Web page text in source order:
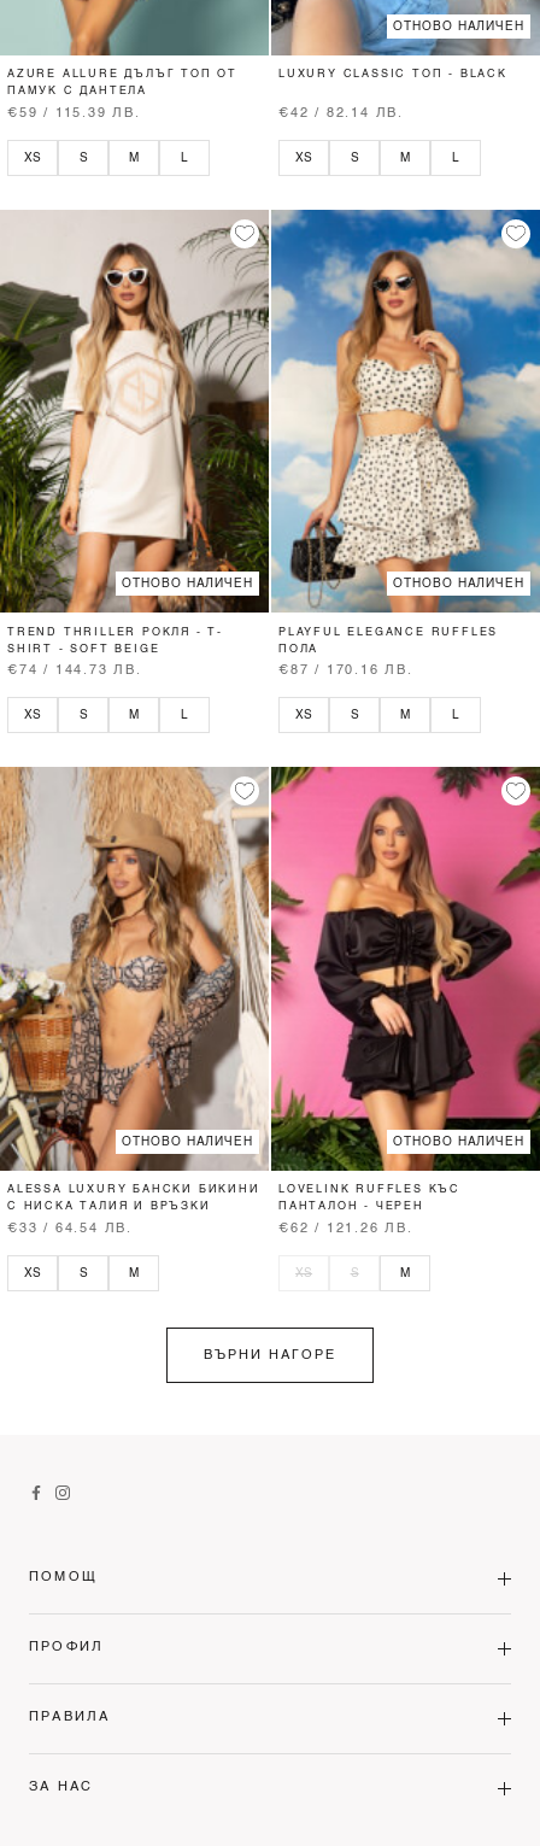
AZURE ALLURE ДЪЛЪГ ТОП ОТ
ПАМУК С ДАНТЕЛА
€59 / 115.39 ЛВ.
XS S M
ОТНОВО НАЛИЧЕН
LUXURY CLASSIC ТОП - BLACK
€42 / 82.14 ЛВ.
XS S M
ОТНОВО НАЛИЧЕН
TREND THRILLER РОКЛЯ - T-
SHIRT - SOFT BEIGE
€74 / 144.73 ЛВ.
XS S M L
ОТНОВО НАЛИЧЕН
PLAYFUL ELEGANCE RUFFLES
ПОЛА
€87 / 170.16 ЛВ.
XS S M L
ОТНОВО НАЛИЧЕН
ALESSA LUXURY БАНСКИ БИКИНИ
С НИСКА ТАЛИЯ И ВРЪЗКИ
€33 / 64.54 ЛВ.
XS S M
ОТНОВО НАЛИЧЕН
LOVELINK RUFFLES КЪС
ПАНТАЛОН - ЧЕРЕН
€62 / 121.26 ЛВ.
XS S M
ВЪРНИ НАГОРЕ
ПОМОЩ
ПРОФИЛ
ПРАВИЛА
ЗА НАС